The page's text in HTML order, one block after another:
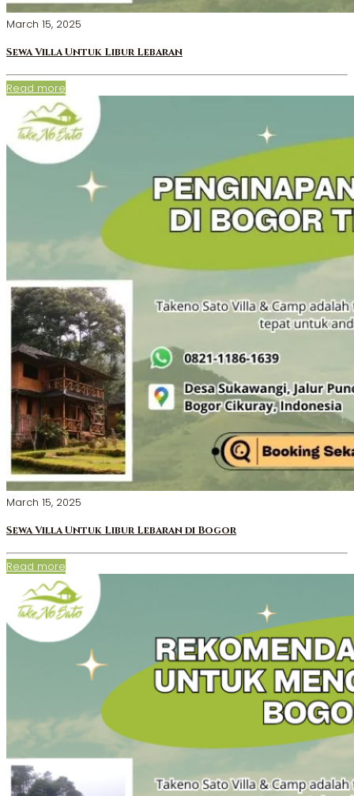
March 15, 2025
Sewa Villa Untuk Libur Lebaran
Read more
March 15, 2025
Sewa Villa Untuk Libur Lebaran di Bogor
Read more